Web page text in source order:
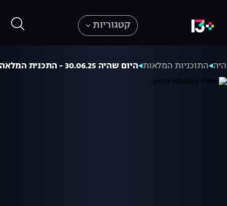
קטגוריות
התוכניות המלאות היום שהיה 30.06.25 - התכנית המלאה